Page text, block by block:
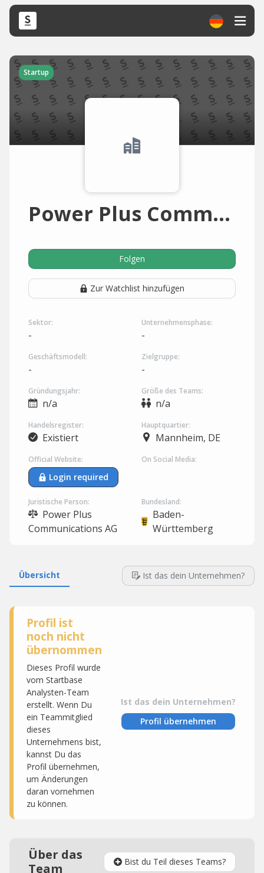
Startup
Power Plus Communications
Folgen
Zur Watchlist hinzufügen
Sektor:
-
Unternehmensphase:
-
Geschäftsmodell:
-
Zielgruppe:
-
Gründungsjahr:
n/a
Größe des Teams:
n/a
Handelsregister:
Existiert
Hauptquartier:
Mannheim, DE
Official Website:
Login required
On Social Media:
Juristische Person:
Power Plus
Communications AG
Bundesland:
Baden-
Württemberg
Übersicht Ist das dein Unternehmen?
Profil ist
noch nicht
übernommen
Dieses Profil wurde
vom Startbase
Analysten-Team
erstellt. Wenn Du
ein Teammitglied
dieses
Unternehmens bist,
kannst Du das
Profil übernehmen,
um Änderungen
daran vornehmen
zu können.
Ist das dein Unternehmen?
Profil übernehmen
Über das
Team
Bist du Teil dieses Teams?